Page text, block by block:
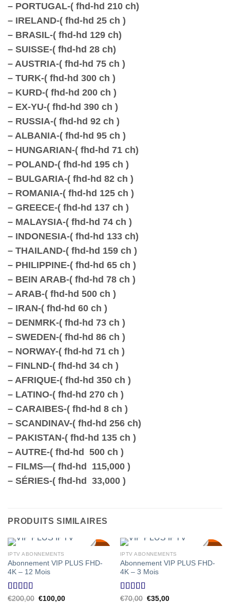
– PORTUGAL-( fhd-hd 210 ch)
– IRELAND-( fhd-hd 25 ch )
– BRASIL-( fhd-hd 129 ch)
– SUISSE-( fhd-hd 28 ch)
– AUSTRIA-( fhd-hd 75 ch )
– TURK-( fhd-hd 300 ch )
– KURD-( fhd-hd 200 ch )
– EX-YU-( fhd-hd 390 ch )
– RUSSIA-( fhd-hd 92 ch )
– ALBANIA-( fhd-hd 95 ch )
– HUNGARIAN-( fhd-hd 71 ch)
– POLAND-( fhd-hd 195 ch )
– BULGARIA-( fhd-hd 82 ch )
– ROMANIA-( fhd-hd 125 ch )
– GREECE-( fhd-hd 137 ch )
– MALAYSIA-( fhd-hd 74 ch )
– INDONESIA-( fhd-hd 133 ch)
– THAILAND-( fhd-hd 159 ch )
– PHILIPPINE-( fhd-hd 65 ch )
– BEIN ARAB-( fhd-hd 78 ch )
– ARAB-( fhd-hd 500 ch )
– IRAN-( fhd-hd 60 ch )
– DENMRK-( fhd-hd 73 ch )
– SWEDEN-( fhd-hd 86 ch )
– NORWAY-( fhd-hd 71 ch )
– FINLND-( fhd-hd 34 ch )
– AFRIQUE-( fhd-hd 350 ch )
– LATINO-( fhd-hd 270 ch )
– CARAIBES-( fhd-hd 8 ch )
– SCANDINAV-( fhd-hd 256 ch)
– PAKISTAN-( fhd-hd 135 ch )
– AUTRE-( fhd-hd 500 ch )
– FILMS—( fhd-hd 115,000 )
– SÉRIES-( fhd-hd 33,000 )
PRODUITS SIMILAIRES
SALE!
50
SALE!
50
IPTV ABONNEMENTS
Abonnement VIP PLUS FHD-
4K – 12 Mois
Note4.58
€200,00 Le
€100,00Le
SALE!
50
SALE!
50
IPTV ABONNEMENTS
Abonnement VIP PLUS FHD-
4K – 3 Mois
Note4.73
€70,00 Le
€35,00Le